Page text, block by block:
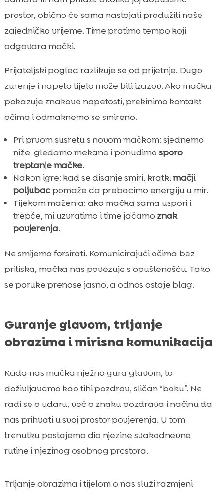
prostor, obično će sama nastojati produžiti naše
zajedničko vrijeme. Time pratimo tempo koji
odgovara mački.
Prijateljski pogled razlikuje se od prijetnje. Dugo
zurenje i napeto tijelo može biti izazov. Ako mačka
pokazuje znakove napetosti, prekinimo kontakt
očima i odmaknemo se smireno.
Pri prvom susretu s novom mačkom: sjednemo
niže, gledamo mekano i ponudimo sporo
treptanje mačke.
Nakon igre: kad se disanje smiri, kratkimačji
poljubacpomaže da prebacimo energiju u mir.
Tijekom maženja: ako mačka sama uspori i
trepće, mi uzvratimo i time jačamo znak
povjerenja.
Ne smijemo forsirati. Komunicirajući očima bez
pritiska, mačka nas povezuje s opuštenošću. Tako
se poruke prenose jasno, a odnos ostaje blag.
Guranje glavom, trljanje
obrazima i mirisna komunikacija
Kada nas mačka nježno gura glavom, to
doživljavamo kao tihi pozdrav, sličan “boku”. Ne
radi se o udaru, već o znaku pozdrava i načinu da
nas prihvati u svoj prostor povjerenja. U tom
trenutku postajemo dio njezine svakodnevne
rutine i njezinog osobnog prostora.
Trljanje obrazima i tijelom o nas služi razmjeni